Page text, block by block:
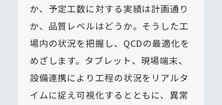
か、予定工数に対する実績は計画通り
か、品質レベルはどうか。そうした工
場内の状況を把握し、QCDの最適化を
めざします。タブレット、現場端末、
設備連携により工程の状況をリアルタ
イムに捉え可視化するとともに、異常